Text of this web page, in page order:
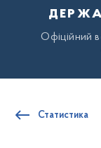
Офіційний
Статистика